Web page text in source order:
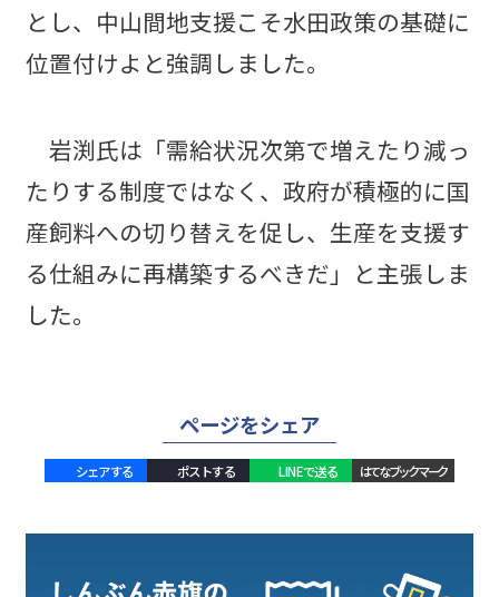
とし、中山間地支援こそ水田政策の基礎に
位置付けよと強調しました。
岩渕氏は「需給状況次第で増えたり減っ
たりする制度ではなく、政府が積極的に国
産飼料への切り替えを促し、生産を支援す
る仕組みに再構築するべきだ」と主張しま
した。
ページをシェア
シェアする ポストする LINEで送る はてなブックマーク